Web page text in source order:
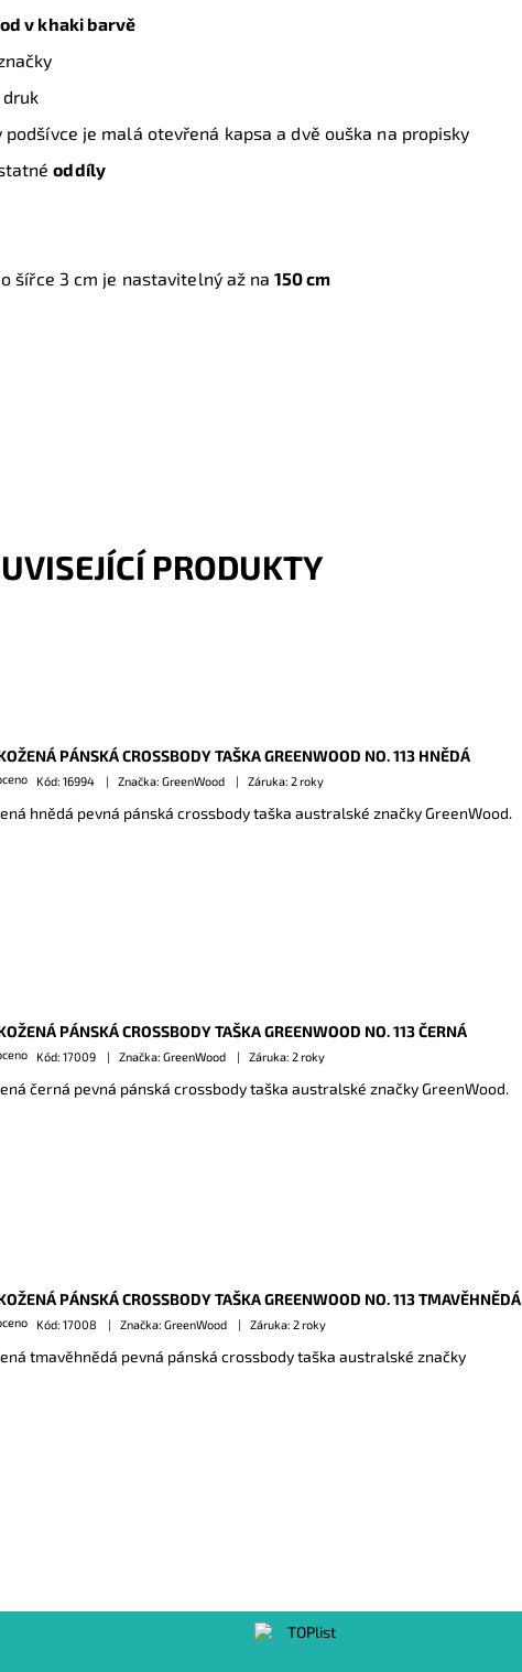
v khaki barvě
je malá otevřená kapsa a dvě ouška na propisky
oddíly
šířce 3 cm je nastavitelný až na 150 cm
PRODUKTY
PÁNSKÁ CROSSBODY TAŠKA GREENWOOD NO. 113 HNĚDÁ
Kód: 16994 Značka: GreenWood Záruka: 2 roky
hnědá pevná pánská crossbody taška australské značky GreenWood.
PÁNSKÁ CROSSBODY TAŠKA GREENWOOD NO. 113 ČERNÁ
Kód: 17009 Značka: GreenWood Záruka: 2 roky
černá pevná pánská crossbody taška australské značky GreenWood.
PÁNSKÁ CROSSBODY TAŠKA GREENWOOD NO. 113 TMAVĚHNĚDÁ
Kód: 17008 Značka: GreenWood Záruka: 2 roky
tmavěhnědá pevná pánská crossbody taška australské značky